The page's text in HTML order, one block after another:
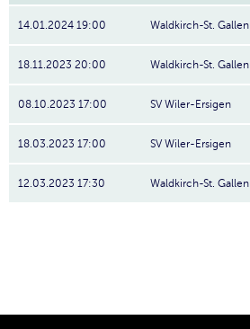
14.01.2024 19:00 Waldkirch-St. Gallen
18.11.2023 20:00 Waldkirch-St. Gallen
08.10.2023 17:00 SV Wiler-Ersigen
18.03.2023 17:00 SV Wiler-Ersigen
12.03.2023 17:30 Waldkirch-St. Gallen